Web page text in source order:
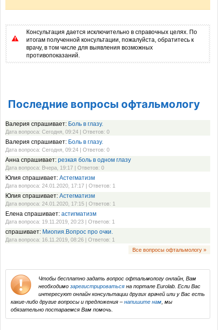
Консультация дается исключительно в справочных целях. По
итогам полученной консультации, пожалуйста, обратитесь к
врачу, в том числе для выявления возможных
противопоказаний.
Последние вопросы офтальмологу
Валерия спрашивает: Боль в глазу.
Дата вопроса: Сегодня, 09:24 | Ответов: 0
Валерия спрашивает: Боль в глазу.
Дата вопроса: Сегодня, 09:24 | Ответов: 0
Анна спрашивает: резкая боль в одном глазу
Дата вопроса: Вчера, 19:17 | Ответов: 0
Юлия спрашивает: Астегматизм
Дата вопроса: 24.01.2020, 17:17 | Ответов: 1
Юлия спрашивает: Астегматизм
Дата вопроса: 24.01.2020, 17:15 | Ответов: 1
Елена спрашивает: астигматизм
Дата вопроса: 19.11.2019, 20:23 | Ответов: 1
спрашивает: Миопия.Вопрос про очки.
Дата вопроса: 16.11.2019, 08:26 | Ответов: 1
Все вопросы офтальмологу »
Чтобы бесплатно задать вопрос офтальмологу онлайн, Вам
необходимо зарегистрироваться на портале Eurolab. Если Вас
интересуют онлайн консультации других врачей или у Вас есть
какие-либо другие вопросы и предложения – напишите нам , мы
обязательно постараемся Вам помочь.